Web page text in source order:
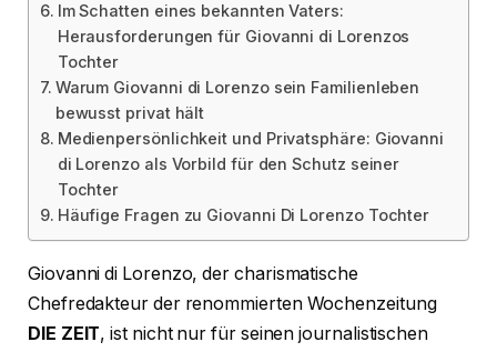
Im Schatten eines bekannten Vaters:
Herausforderungen für Giovanni di Lorenzos
Tochter
Warum Giovanni di Lorenzo sein Familienleben
bewusst privat hält
Medienpersönlichkeit und Privatsphäre: Giovanni
di Lorenzo als Vorbild für den Schutz seiner
Tochter
Häufige Fragen zu Giovanni Di Lorenzo Tochter
Giovanni di Lorenzo, der charismatische
Chefredakteur der renommierten Wochenzeitung
DIE ZEIT, ist nicht nur für seinen journalistischen